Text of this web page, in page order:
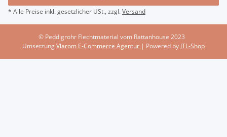
* Alle Preise inkl. gesetzlicher USt., zzgl.Versand
© Peddigrohr Flechtmaterial vom Rattanhouse 2023
UmsetzungVlarom E-Commerce Agentur | Powered by JTL-Shop